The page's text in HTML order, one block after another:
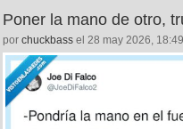
Poner la mano de otro,
por chuckbass el 28 may 2026, 18:49